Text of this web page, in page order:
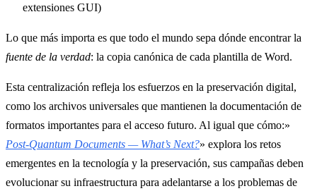
extensiones GUI)
Lo que más importa es que todo el mundo sepa dónde encontrar la
fuente de la verdad: la copia canónica de cada plantilla de Word.
Esta centralización refleja los esfuerzos en la preservación digital,
como los archivos universales que mantienen la documentación de
formatos importantes para el acceso futuro. Al igual que cómo:»
Post-Quantum Documents — What’s Next?» explora los retos
emergentes en la tecnología y la preservación, sus campañas deben
evolucionar su infraestructura para adelantarse a los problemas de